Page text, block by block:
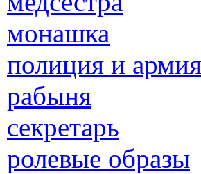
монашка
полиция и армия
рабыня
секретарь
ролевые образы